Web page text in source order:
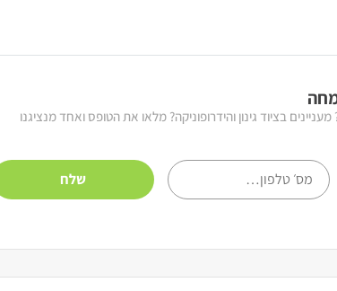
בציוד גינון והידרופוניקה? מלאו את הטופס ואחד מנציגנו